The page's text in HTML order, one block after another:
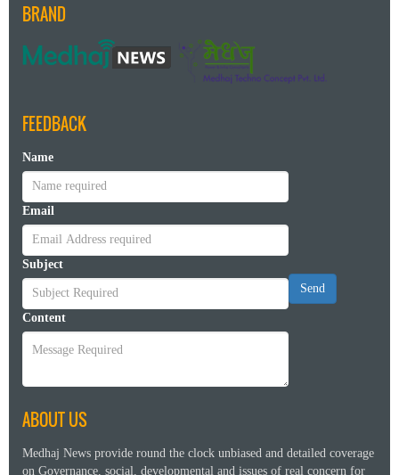
BRAND
FEEDBACK
Name
Email
Subject
Content
Send
ABOUT US
Medhaj News provide round the clock unbiased and detailed coverage
on Governance, social, developmental and issues of real concern for